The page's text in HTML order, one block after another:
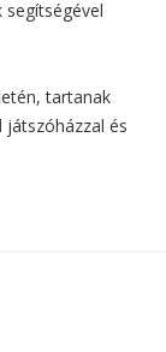
tartanak
és